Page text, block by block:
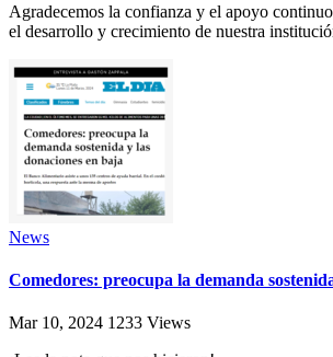
Agradecemos la confianza y el apoyo
el desarrollo y crecimiento de nuestra
News
Comedores: preocupa la demanda
Mar 10, 2024 1233 Views